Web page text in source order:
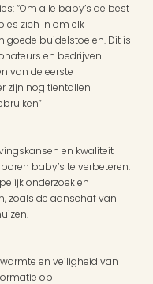
“Om alle baby’s de best
zich in om elk
goede buidelstoelen. Dit is
en bedrijven.
van de eerste
zijn nog tientallen
en kwaliteit
baby’s te verbeteren.
onderzoek en
zoals de aanschaf van
en veiligheid van